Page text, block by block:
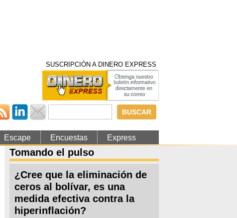
SUSCRIPCIÓN A DINERO EXPRESS
Formulario de
búsqueda
Escape Encuestas Express
Tomando el pulso
¿Cree que la eliminación de
ceros al bolívar, es una
medida efectiva contra la
hiperinflación?